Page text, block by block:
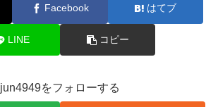
Facebook はてブ
LINE コピー
jun4949をフォローする